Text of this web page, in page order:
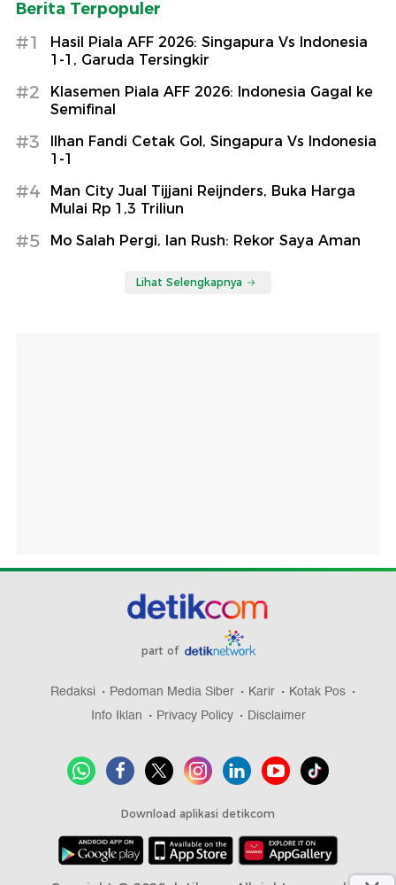
Berita Terpopuler
#1
Hasil Piala AFF 2026: Singapura Vs Indonesia
1-1, Garuda Tersingkir
#2
Klasemen Piala AFF 2026: Indonesia Gagal ke
Semifinal
#3
Ilhan Fandi Cetak Gol, Singapura Vs Indonesia
1-1
#4
Man City Jual Tijjani Reijnders, Buka Harga
Mulai Rp 1,3 Triliun
#5 Mo Salah Pergi, Ian Rush: Rekor Saya Aman
Lihat Selengkapnya
part of
Redaksi Pedoman Media Siber Karir
Kotak Pos
Info Iklan
Privacy Policy Disclaimer
Download aplikasi detikcom